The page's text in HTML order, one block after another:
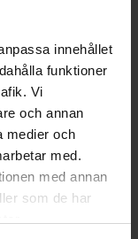
innehållet
funktioner
Vi
och annan
medier och
med.
med annan
som de har
Nej
Nej
4
kategori